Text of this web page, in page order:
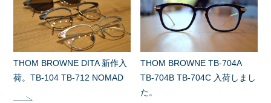
THOM BROWNE DITA 新作入
荷。TB-104 TB-712 NOMAD
THOM BROWNE TB-704A
TB-704B TB-704C 入荷しまし
た。